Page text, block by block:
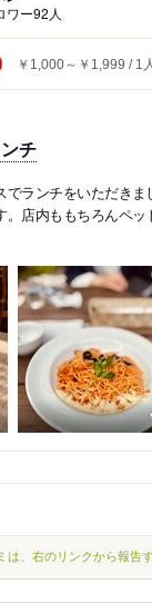
ワー92人
￥1,000～￥1,999 1
チ
でランチをいただき
。店内ももちろんペ
、右のリンクから報告